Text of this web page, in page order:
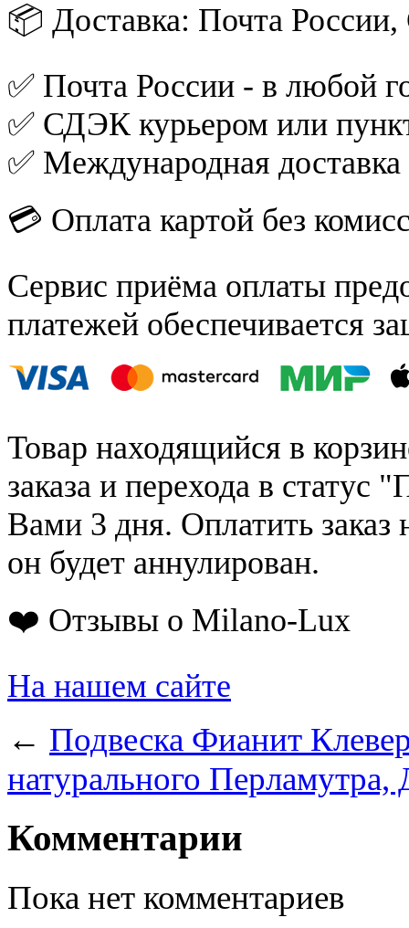
📦 Доставка: Почта
✅ Почта России - в любой
✅ СДЭК курьером или
✅ Международная
💳 Оплата картой без
Сервис приёма оплаты
платежей обеспечивается
Товар находящийся в
заказа и перехода в статус
Вами 3 дня. Оплатить заказ
он будет аннулирован.
❤️ Отзывы о Milano-Lux
На нашем сайте
← Подвеска Фианит
натурального Перламутра,
Комментарии
Пока нет комментариев